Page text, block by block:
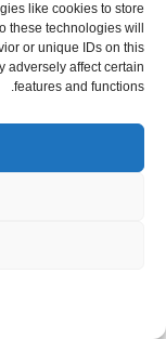
like cookies to store
these technologies will
or unique IDs on this
adversely affect certain
features and functions.
פיתות והוא
חומוס, אז
אז לא רק
מהתמונות